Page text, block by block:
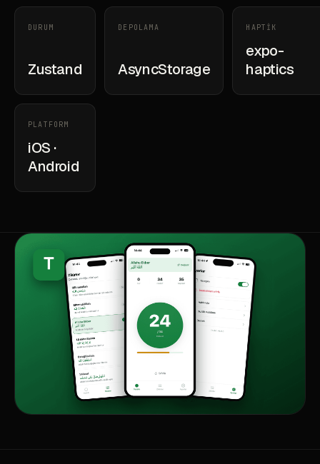
DURUM
Zustand
DEPOLAMA
AsyncStorage
HAPTİK
expo-
haptics
PLATFORM
iOS ·
Android